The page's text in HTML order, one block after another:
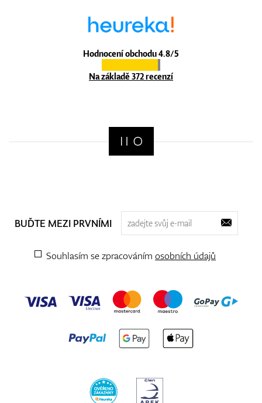
Hodnocení obchodu 4.8/5
Na základě 372 recenzí
BUĎTE MEZI PRVNÍMI
Souhlasím se zpracováním osobních údajů